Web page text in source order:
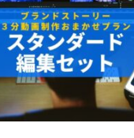
お買い物カゴに追加 / 詳細